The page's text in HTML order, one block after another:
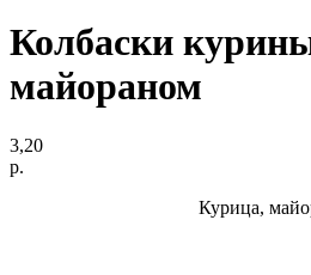
Колбаски
майораном
3,20
р.
Курица,